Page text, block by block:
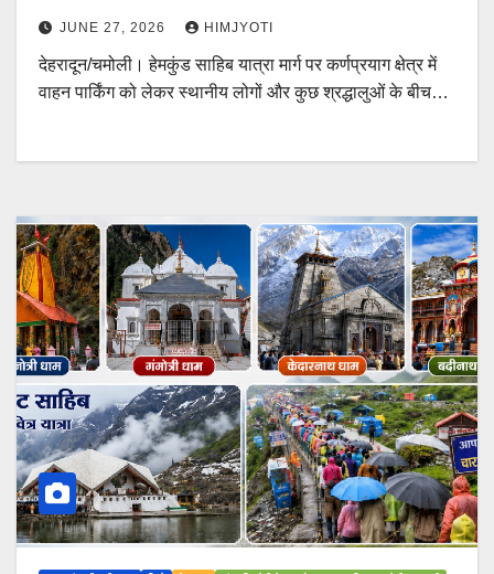
JUNE 27, 2026 HIMJYOTI
देहरादून/चमोली। हेमकुंड साहिब यात्रा मार्ग पर कर्णप्रयाग क्षेत्र में
वाहन पार्किंग को लेकर स्थानीय लोगों और कुछ श्रद्धालुओं के बीच…